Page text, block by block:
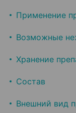
Применение
Возможные
Хранение
Состав
Внешний вид